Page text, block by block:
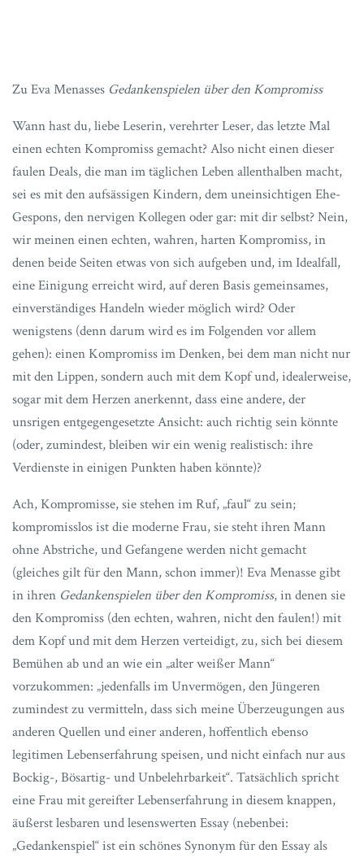
Zu Eva Menasses Gedankenspielen über den Kompromiss
Wann hast du, liebe Leserin, verehrter Leser, das letzte Mal
einen echten Kompromiss gemacht? Also nicht einen dieser
faulen Deals, die man im täglichen Leben allenthalben macht,
sei es mit den aufsässigen Kindern, dem uneinsichtigen Ehe-
Gespons, den nervigen Kollegen oder gar: mit dir selbst? Nein,
wir meinen einen echten, wahren, harten Kompromiss, in
denen beide Seiten etwas von sich aufgeben und, im Idealfall,
eine Einigung erreicht wird, auf deren Basis gemeinsames,
einverständiges Handeln wieder möglich wird? Oder
wenigstens (denn darum wird es im Folgenden vor allem
gehen): einen Kompromiss im Denken, bei dem man nicht nur
mit den Lippen, sondern auch mit dem Kopf und, idealerweise,
sogar mit dem Herzen anerkennt, dass eine andere, der
unsrigen entgegengesetzte Ansicht: auch richtig sein könnte
(oder, zumindest, bleiben wir ein wenig realistisch: ihre
Verdienste in einigen Punkten haben könnte)?
Ach, Kompromisse, sie stehen im Ruf, „faul“ zu sein;
kompromisslos ist die moderne Frau, sie steht ihren Mann
ohne Abstriche, und Gefangene werden nicht gemacht
(gleiches gilt für den Mann, schon immer)! Eva Menasse gibt
in ihren Gedankenspielen über den Kompromiss, in denen sie
den Kompromiss (den echten, wahren, nicht den faulen!) mit
dem Kopf und mit dem Herzen verteidigt, zu, sich bei diesem
Bemühen ab und an wie ein „alter weißer Mann“
vorzukommen: „jedenfalls im Unvermögen, den Jüngeren
zumindest zu vermitteln, dass sich meine Überzeugungen aus
anderen Quellen und einer anderen, hoffentlich ebenso
legitimen Lebenserfahrung speisen, und nicht einfach nur aus
Bockig-, Bösartig- und Unbelehrbarkeit“. Tatsächlich spricht
eine Frau mit gereifter Lebenserfahrung in diesem knappen,
äußerst lesbaren und lesenswerten Essay (nebenbei:
„Gedankenspiel“ ist ein schönes Synonym für den Essay als